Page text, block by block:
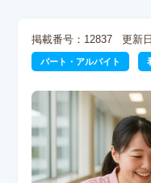
掲載番号：12837 更新
パート・アルバイト